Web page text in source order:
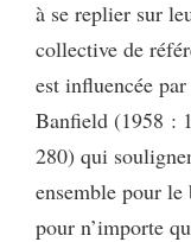
à se replier sur
collective de
est influencée
Banfield (1958 :
280) qui
ensemble pour
pour n’importe